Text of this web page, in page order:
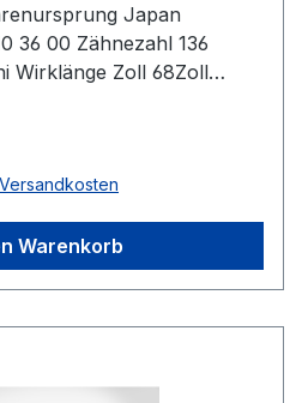
Japan
36 00 Zähnezahl 136
Wirklänge Zoll 68Zoll
Glasfaser Norm
ja
Warenkorb